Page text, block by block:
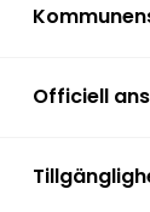
Officiell